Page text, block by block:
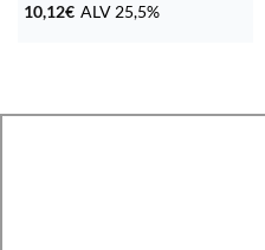
10,12€ ALV 25,5%